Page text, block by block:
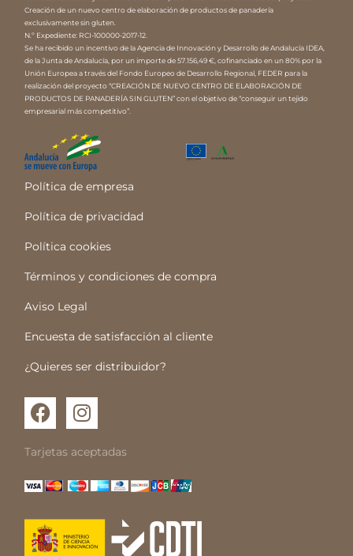
Creación de un nuevo centro de elaboración de productos de panadería
exclusivamente sin gluten.
N.º Expediente: RCI-100000-2017-12.
Se ha recibido un incentivo de la Agencia de Innovación y Desarrollo de Andalucía IDEA,
de la Junta de Andalucía, por un importe de 57.156,49 €, cofinanciado en un 80% por la
Unión Europea a través del Fondo Europeo de Desarrollo Regional, FEDER para la
realización del proyecto “CREACIÓN DE NUEVO CENTRO DE ELABORACIÓN DE
PRODUCTOS DE PANADERÍA SIN GLUTEN” con el objetivo de “conseguir un tejido
empresarial más competitivo”.
Política de empresa
Política de privacidad
Política cookies
Términos y condiciones de compra
Aviso Legal
Encuesta de satisfacción al cliente
¿Quieres ser distribuidor?
F
a
c
e
b
o
k
I
n
s
t
a
r
a
Tarjetas aceptadas